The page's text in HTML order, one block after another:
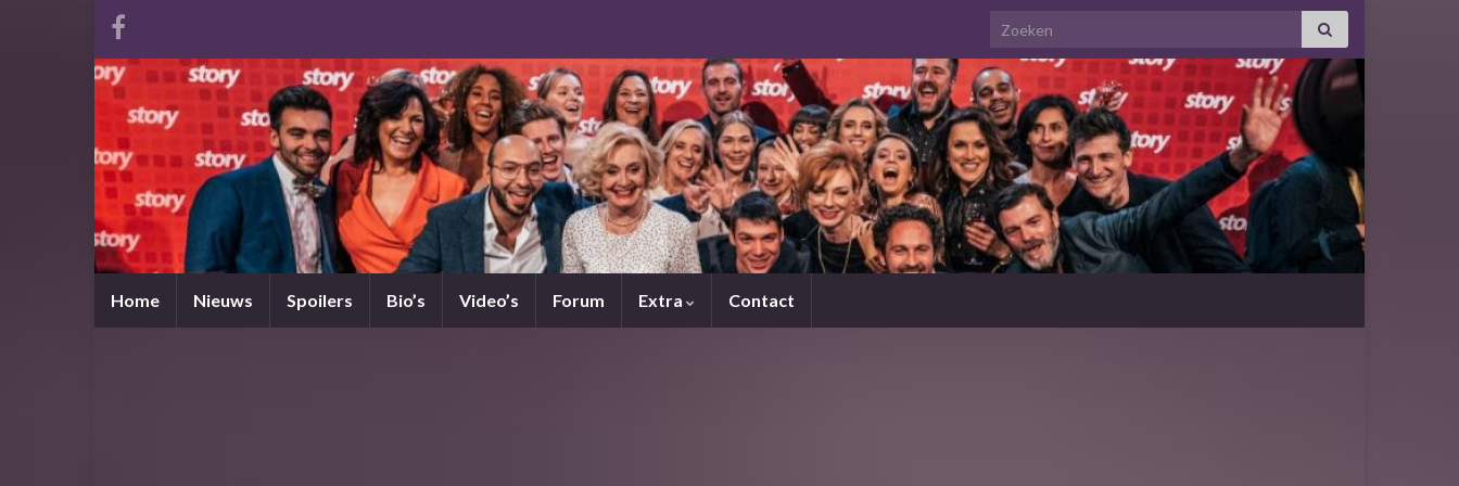
Search for:
Home Nieuws Spoilers Bio’s Video’s Forum Extra Contact